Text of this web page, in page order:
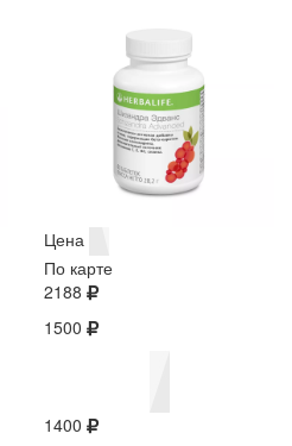
Цена
По карте
2188
1500
1400